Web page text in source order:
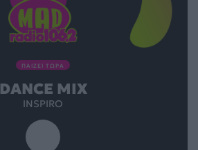
ΠΑΙΖΕΙ ΤΩΡΑ
DANCE MIX
INSPIRO